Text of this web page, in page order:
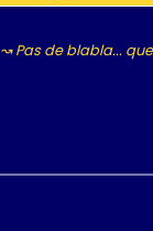
↝ Pas de blabla...